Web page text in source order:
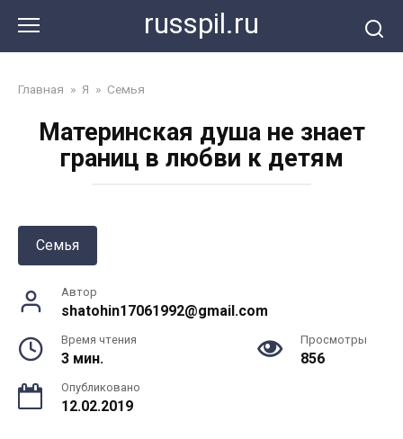
контенту
russpil.ru
Главная » Я » Семья
Материнская душа не знает
границ в любви к детям
Семья
Автор
shatohin17061992@gmail.com
Время чтения
3 мин.
Просмотры
856
Опубликовано
12.02.2019